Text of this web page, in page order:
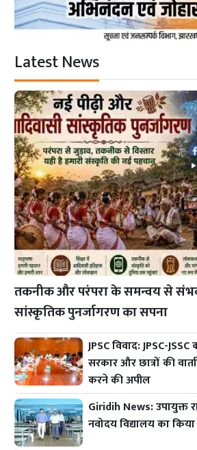
Latest News
तकनीक और परंपरा के समन्वय से
सांस्कृतिक पुनर्जागरण का सपना
JPSC विवाद: JPSC-
सरकार और छात्रों की
करने की अपील
Giridih News: उपायुक्त
नवोदय विद्यालय का